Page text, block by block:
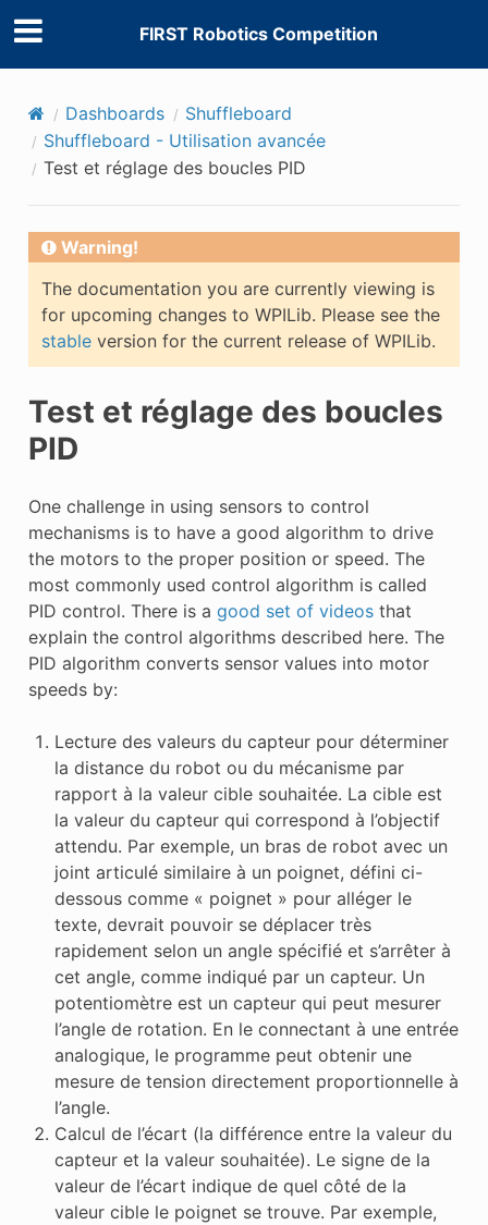
FIRST Robotics Competition
Dashboards
Shuffleboard
Shuffleboard - Utilisation avancée
Test et réglage des boucles PID
Warning!
The documentation you are currently viewing is
for upcoming changes to WPILib. Please see the
stableversion for the current release of WPILib.
Test et réglage des boucles
PID
One challenge in using sensors to control
mechanisms is to have a good algorithm to drive
the motors to the proper position or speed. The
most commonly used control algorithm is called
PID control. There is a good set of videosthat
explain the control algorithms described here. The
PID algorithm converts sensor values into motor
speeds by:
Lecture des valeurs du capteur pour déterminer
la distance du robot ou du mécanisme par
rapport à la valeur cible souhaitée. La cible est
la valeur du capteur qui correspond à l’objectif
attendu. Par exemple, un bras de robot avec un
joint articulé similaire à un poignet, défini ci-
dessous comme « poignet » pour alléger le
texte, devrait pouvoir se déplacer très
rapidement selon un angle spécifié et s’arrêter à
cet angle, comme indiqué par un capteur. Un
potentiomètre est un capteur qui peut mesurer
l’angle de rotation. En le connectant à une entrée
analogique, le programme peut obtenir une
mesure de tension directement proportionnelle à
l’angle.
Calcul de l’écart (la différence entre la valeur du
capteur et la valeur souhaitée). Le signe de la
valeur de l’écart indique de quel côté de la
valeur cible le poignet se trouve. Par exemple,